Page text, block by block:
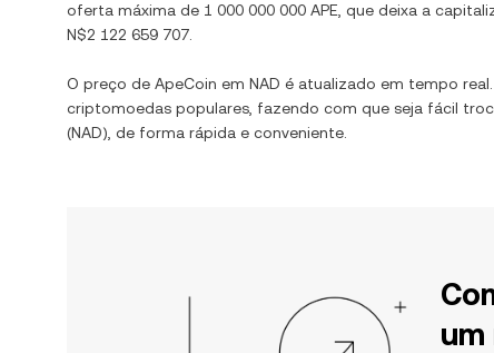
oferta máxima de 1 000 000 000 APE , que deixa a
N$2 122 659 707
O preço de ApeCoin em NAD é atualizado em tempo
criptomoedas populares, fazendo com que seja fácil
(NAD), de forma rápida e conveniente.